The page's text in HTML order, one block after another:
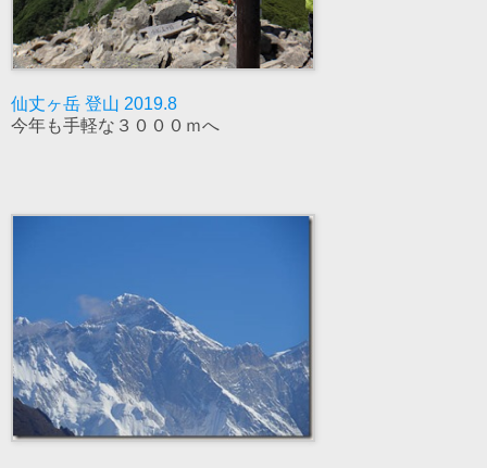
仙丈ヶ岳 登山 2019.8
今年も手軽な３０００ｍへ